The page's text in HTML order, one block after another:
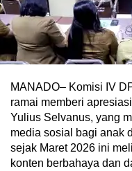
MANADO– Komisi IV
ramai memberi
Yulius Selvanus, yang
media sosial bagi anak
sejak Maret 2026 ini
konten berbahaya dan